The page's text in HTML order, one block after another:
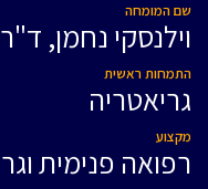
שם המומחה
וילנסקי נחמן, ד"ר
התמחות ראשית
גריאטריה
מקצוע
רפואה פנימית